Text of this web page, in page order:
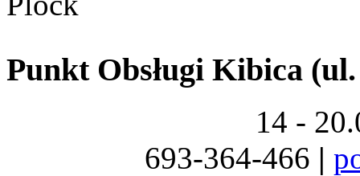
Punkt Obsługi Kibica
14 -
693-364-466 |